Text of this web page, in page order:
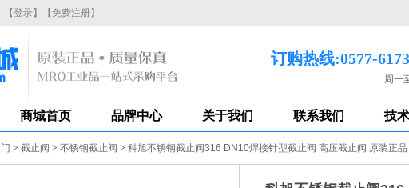
【登录】 【免费注册】
订购热线:0577-
周一
商城首页 品牌中心 关于我们 联系我们 技
> 截止阀 > 不锈钢截止阀 > 科旭不锈钢截止阀316 DN10焊接针型截止阀 高压截止阀 原装正品